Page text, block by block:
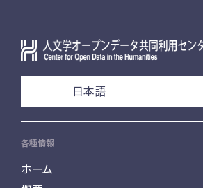
日本語
各種情報
ホーム